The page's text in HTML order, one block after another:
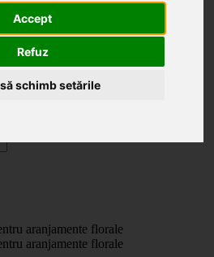
Accept
Refuz
schimb setările